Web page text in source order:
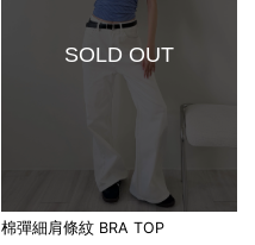
SOLD OUT
棉彈細肩條紋 BRA TOP